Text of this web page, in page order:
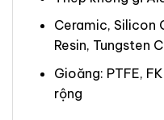
Ceramic, Silicon
Resin, Tungsten
Gioăng: PTFE,
rộng